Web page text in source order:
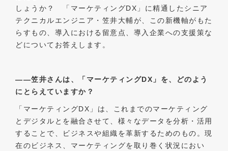
しょうか？ 「マーケティングDX」に精通したシニア
テクニカルエンジニア・笠井大輔が、この新機軸がもた
らすもの、導入における留意点、導入企業への支援策な
どについてお答えします。
――笠井さんは、「マーケティングDX」を、どのよう
にとらえて いますか？
「マーケティングDX」は、これまでのマーケティング
とデジタルとを融合させて、様々なデータを分析・活用
することで、ビジネスや組織を革新するためのもの。現
在のビジネス、マーケティングを取り巻く状況におい